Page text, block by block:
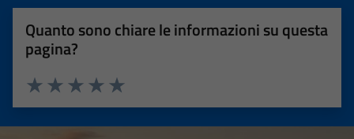
Quanto sono chiare le informazioni su questa
pagina?
Valuta 5 stelle su 5
Valuta 4 stelle su 5
Valuta 3 stelle su 5
Valuta 2 stelle su 5
Valuta 1 stelle su 5